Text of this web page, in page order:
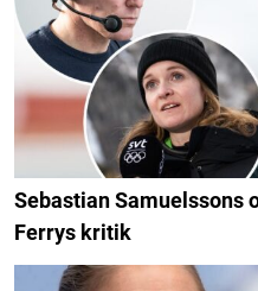
Sebastian Samuelssons
Ferrys kritik